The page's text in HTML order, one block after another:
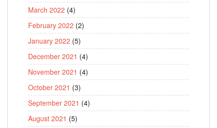
March 2022 (4)
February 2022 (2)
January 2022 (5)
December 2021 (4)
November 2021 (4)
October 2021 (3)
September 2021 (4)
August 2021 (5)